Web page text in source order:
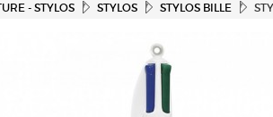
- STYLOS STYLOS STYLOS BILLE